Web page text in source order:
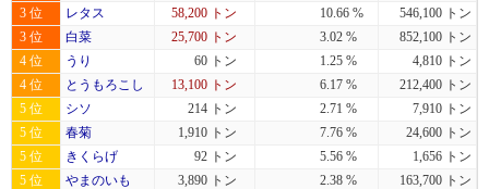
3 位
レタス 58,200 トン 10.66 %
546,100 トン
3 位
白菜 25,700 トン 3.02 %
852,100 トン
4 位
うり 60 トン 1.25 %
4,810 トン
4 位
とうもろこし 13,100 トン 6.17 %
212,400 トン
5 位
シソ 214 トン 2.71 %
7,910 トン
5 位
春菊 1,910 トン 7.76 %
24,600 トン
5 位
きくらげ 92 トン 5.56 %
1,656 トン
5 位
やまのいも 3,890 トン 2.38 % 163,700 トン